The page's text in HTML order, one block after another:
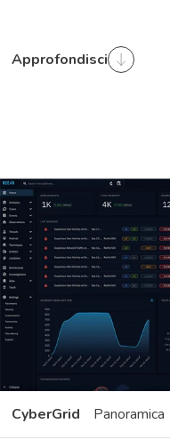
Approfondisci
CyberGrid Panoramica